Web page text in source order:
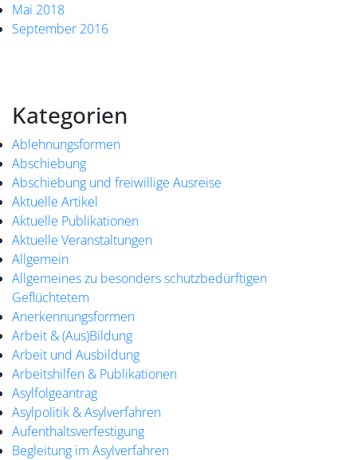
Mai 2018
September 2016
Kategorien
Ablehnungsformen
Abschiebung
Abschiebung und freiwillige Ausreise
Aktuelle Artikel
Aktuelle Publikationen
Aktuelle Veranstaltungen
Allgemein
Allgemeines zu besonders schutzbedürftigen
Geflüchtetem
Anerkennungsformen
Arbeit & (Aus)Bildung
Arbeit und Ausbildung
Arbeitshilfen & Publikationen
Asylfolgeantrag
Asylpolitik & Asylverfahren
Aufenthaltsverfestigung
Begleitung im Asylverfahren